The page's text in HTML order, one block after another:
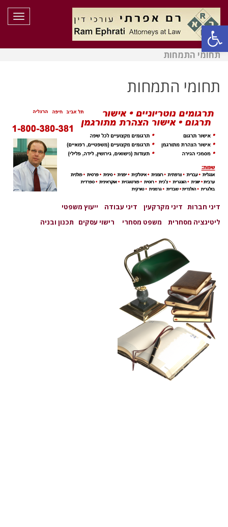
פתח סרגל נגישות
תפריט
תחומי התמחות
תחומי התמחות
דיני חברות דיני מקרקעין דיני עבודה
ייעוץ משפטי
ליטיגציה מסחרית
משפט מסחרי רישוי עסקים תכנון ובניה